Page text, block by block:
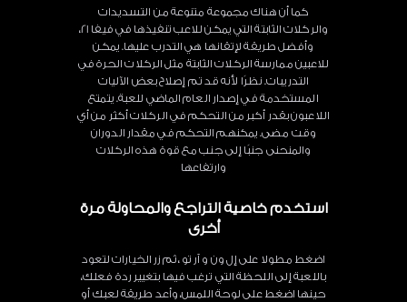
كما أن هناك مجموعة متنوعة من التسديدات
والركلات الثابتة التي يمكن للاعب تنفيذها في فيفا 21،
وأفضل طريقة لإتقانها هي التدرب عليها. يمكن
للاعبين ممارسة الركلات الثابتة مثل الركلات الحرة في
التدريبات. نظرًا لأنه قد تم إصلاح بعض الآليات
المستخدمة في إصدار العام الماضي للعبة. يتمتع
اللاعبون بقدر أكبر من التحكم في الركلات أكثر من أي
وقت مضى. يمكنهم التحكم في مقدار الدوران
والمنحنى جنبًا إلى جنب مع قوة هذه الركلات
وارتفاعها
استخدم خاصية التراجع والمحاولة مرة
أخرى
اضغط مطولا على إل ون و آر تو ،ثم زر الخيارات لتعود
باللعبة إلى اللحظة التي ترغب فيها بتغيير ردة فعلك،
حينها اضغط على لوحة اللمس، وأعد طريقة لعبك أو